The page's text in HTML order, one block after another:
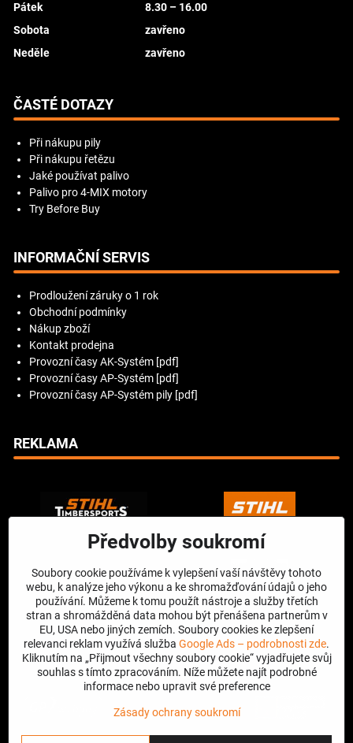
Pátek
8.30 – 16.00
Sobota
zavřeno
Neděle
zavřeno
ČASTÉ DOTAZY
Při nákupu pily
Při nákupu řetězu
Jaké používat palivo
Palivo pro 4-MIX motory
Try Before Buy
INFORMAČNÍ SERVIS
Prodloužení záruky o 1 rok
Obchodní podmínky
Nákup zboží
Kontakt prodejna
Provozní časy AK-Systém [pdf]
Provozní časy AP-Systém [pdf]
Provozní časy AP-Systém pily [pdf]
REKLAMA
Předvolby soukromí
Soubory cookie používáme k vylepšení vaší návštěvy tohoto
webu, k analýze jeho výkonu a ke shromažďování údajů o jeho
používání. Můžeme k tomu použít nástroje a služby třetích
stran a shromážděná data mohou být přenášena partnerům v
EU, USA nebo jiných zemích. Soubory cookies ke zlepšení
relevanci reklam využívá služba Google Ads – podrobnosti zde.
Kliknutím na „Přijmout všechny soubory cookie“ vyjadřujete svůj
souhlas s tímto zpracováním. Níže můžete najít podrobné
informace nebo upravit své preference
Zásady ochrany soukromí